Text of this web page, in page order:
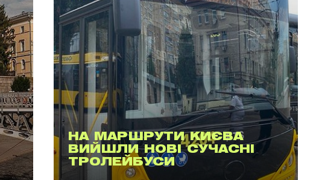
НА МАРШРУТИ КИЄВА
ВИЙШЛИ НОВІ СУЧАСНІ
ТРОЛЕЙБУСИ